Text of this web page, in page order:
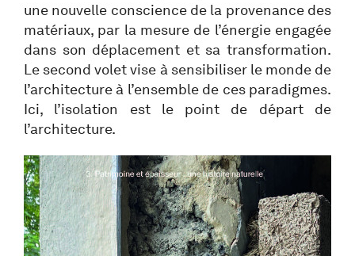
une nouvelle conscience de la provenance des
matériaux, par la mesure de l’énergie engagée
dans son déplacement et sa transformation.
Le second volet vise à sensibiliser le monde de
l’architecture à l’ensemble de ces paradigmes.
Ici, l’isolation est le point de départ de
l’architecture.